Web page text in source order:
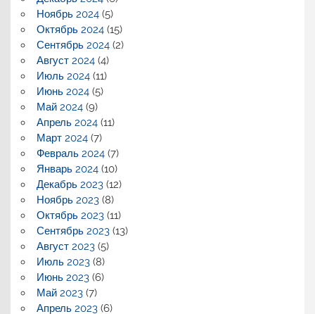
Ноябрь 2024(5)
Октябрь 2024(15)
Сентябрь 2024(2)
Август 2024(4)
Июль 2024(11)
Июнь 2024(5)
Май 2024(9)
Апрель 2024(11)
Март 2024(7)
Февраль 2024(7)
Январь 2024(10)
Декабрь 2023(12)
Ноябрь 2023(8)
Октябрь 2023(11)
Сентябрь 2023(13)
Август 2023(5)
Июль 2023(8)
Июнь 2023(6)
Май 2023(7)
Апрель 2023(6)